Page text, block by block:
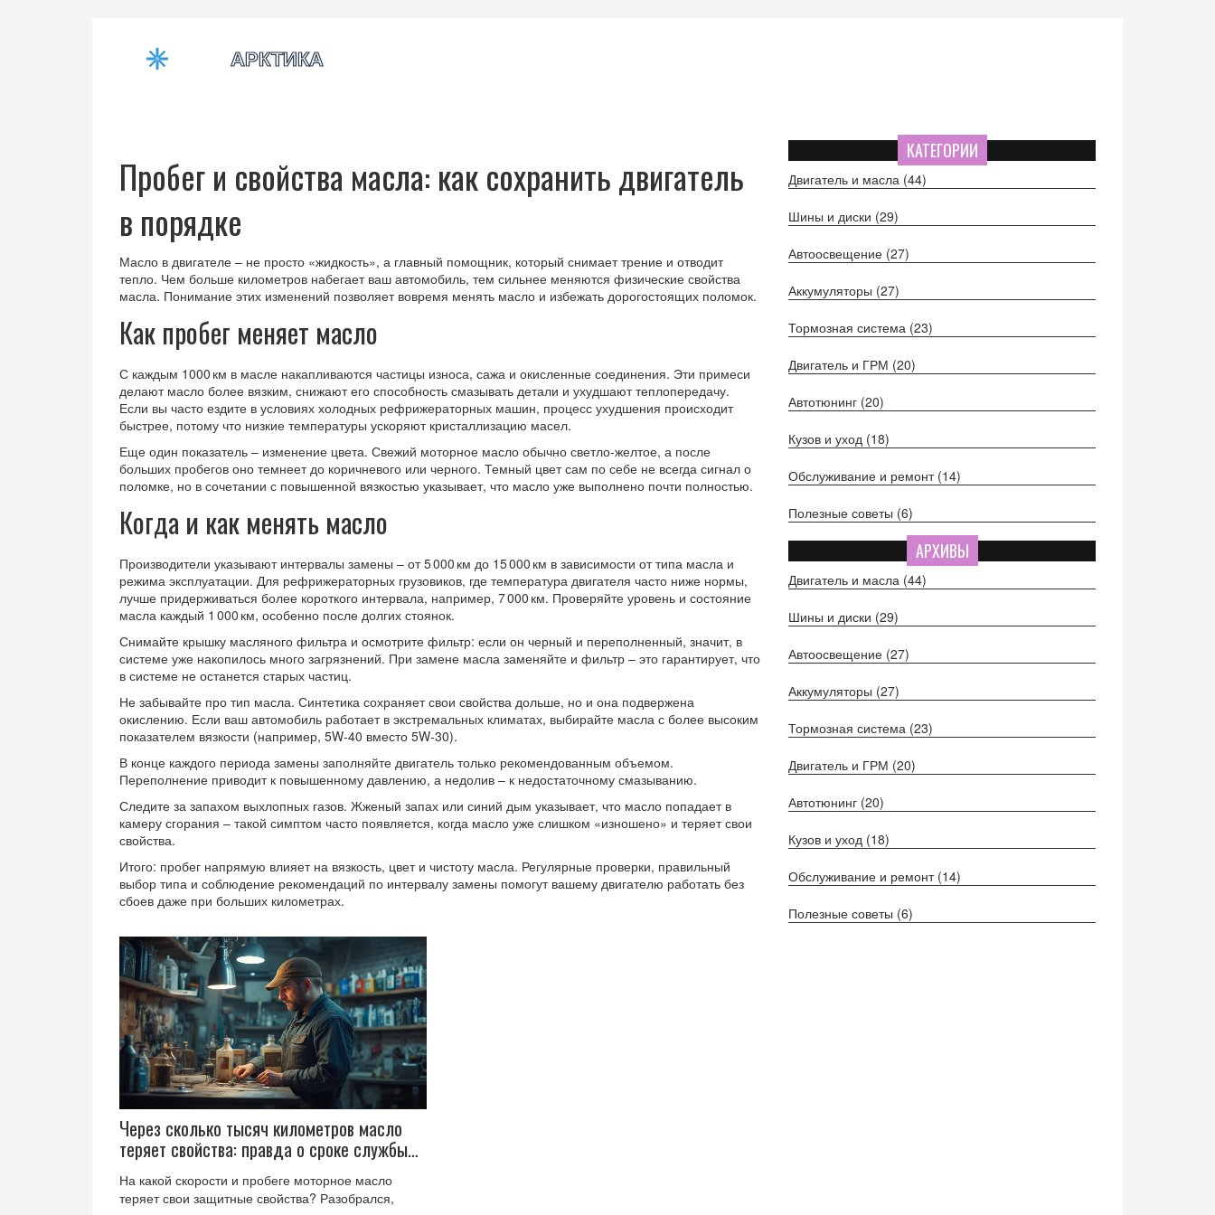
Пробег и свойства масла: как сохранить двигатель
в порядке
Масло в двигателе – не просто «жидкость», а главный помощник, который снимает трение и отводит
тепло. Чем больше километров набегает ваш автомобиль, тем сильнее меняются физические свойства
масла. Понимание этих изменений позволяет вовремя менять масло и избежать дорогостоящих поломок.
Как пробег меняет масло
С каждым 1000 км в масле накапливаются частицы износа, сажа и окисленные соединения. Эти примеси
делают масло более вязким, снижают его способность смазывать детали и ухудшают теплопередачу.
Если вы часто ездите в условиях холодных рефрижераторных машин, процесс ухудшения происходит
быстрее, потому что низкие температуры ускоряют кристаллизацию масел.
Еще один показатель – изменение цвета. Свежий моторное масло обычно светло-желтое, а после
больших пробегов оно темнеет до коричневого или черного. Темный цвет сам по себе не всегда сигнал о
поломке, но в сочетании с повышенной вязкостью указывает, что масло уже выполнено почти полностью.
Когда и как менять масло
Производители указывают интервалы замены – от 5 000 км до 15 000 км в зависимости от типа масла и
режима эксплуатации. Для рефрижераторных грузовиков, где температура двигателя часто ниже нормы,
лучше придерживаться более короткого интервала, например, 7 000 км. Проверяйте уровень и состояние
масла каждый 1 000 км, особенно после долгих стоянок.
Снимайте крышку масляного фильтра и осмотрите фильтр: если он черный и переполненный, значит, в
системе уже накопилось много загрязнений. При замене масла заменяйте и фильтр – это гарантирует, что
в системе не останется старых частиц.
Не забывайте про тип масла. Синтетика сохраняет свои свойства дольше, но и она подвержена
окислению. Если ваш автомобиль работает в экстремальных климатах, выбирайте масла с более высоким
показателем вязкости (например, 5W‑40 вместо 5W‑30).
В конце каждого периода замены заполняйте двигатель только рекомендованным объемом.
Переполнение приводит к повышенному давлению, а недолив – к недостаточному смазыванию.
Следите за запахом выхлопных газов. Жженый запах или синий дым указывает, что масло попадает в
камеру сгорания – такой симптом часто появляется, когда масло уже слишком «изношено» и теряет свои
свойства.
Итого: пробег напрямую влияет на вязкость, цвет и чистоту масла. Регулярные проверки, правильный
выбор типа и соблюдение рекомендаций по интервалу замены помогут вашему двигателю работать без
сбоев даже при больших километрах.
Через сколько тысяч километров масло
теряет свойства: правда о сроке службы
масел
На какой скорости и пробеге моторное масло
теряет свои защитные свойства? Разобрался,
КАТЕГОРИИ
Двигатель и масла (44)
Шины и диски (29)
Автоосвещение (27)
Аккумуляторы (27)
Тормозная система (23)
Двигатель и ГРМ (20)
Автотюнинг (20)
Кузов и уход (18)
Обслуживание и ремонт (14)
Полезные советы (6)
АРХИВЫ
Двигатель и масла (44)
Шины и диски (29)
Автоосвещение (27)
Аккумуляторы (27)
Тормозная система (23)
Двигатель и ГРМ (20)
Автотюнинг (20)
Кузов и уход (18)
Обслуживание и ремонт (14)
Полезные советы (6)